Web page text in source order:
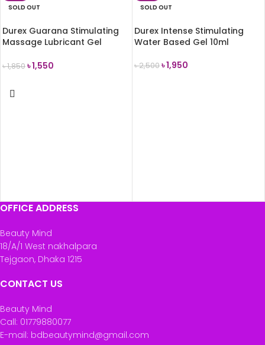
SOLD OUT
Durex Guarana Stimulating
Massage Lubricant Gel
৳1,850৳1,550
SOLD OUT
Durex Intense Stimulating
Water Based Gel 10ml
৳2,500৳1,950
OFFICE ADDRESS
Beauty Mind
18/A/1 West nakhalpara
Tejgaon, Dhaka 1215
CONTACT US
Beauty Mind
Call: 01779880077
E-mail: bdbeautymind@gmail.com